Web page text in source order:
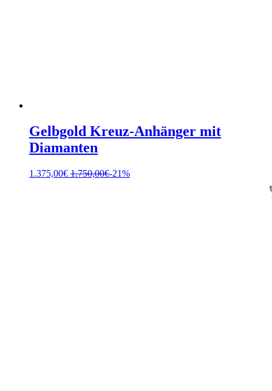
Gelbgold Kreuz-Anhänger mit
Diamanten
1.375,00€ 1.750,00€-21%